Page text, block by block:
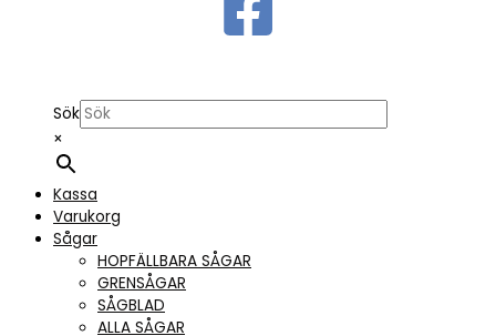
Sök
×
Kassa
Varukorg
Sågar
HOPFÄLLBARA SÅGAR
GRENSÅGAR
SÅGBLAD
ALLA SÅGAR